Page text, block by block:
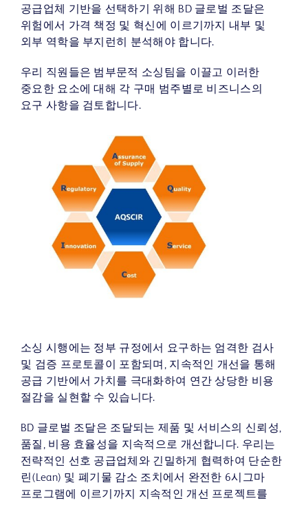
공급업체 기반을 선택하기 위해 BD 글로벌 조달은
위험에서 가격 책정 및 혁신에 이르기까지 내부 및
외부 역학을 부지런히 분석해야 합니다.
우리 직원들은 범부문적 소싱팀을 이끌고 이러한
중요한 요소에 대해 각 구매 범주별로 비즈니스의
요구 사항을 검토합니다.
소싱 시행에는 정부 규정에서 요구하는 엄격한 검사
및 검증 프로토콜이 포함되며, 지속적인 개선을 통해
공급 기반에서 가치를 극대화하여 연간 상당한 비용
절감을 실현할 수 있습니다.
BD 글로벌 조달은 조달되는 제품 및 서비스의 신뢰성,
품질, 비용 효율성을 지속적으로 개선합니다. 우리는
전략적인 선호 공급업체와 긴밀하게 협력하여 단순한
린(Lean) 및 폐기물 감소 조치에서 완전한 6시그마
프로그램에 이르기까지 지속적인 개선 프로젝트를